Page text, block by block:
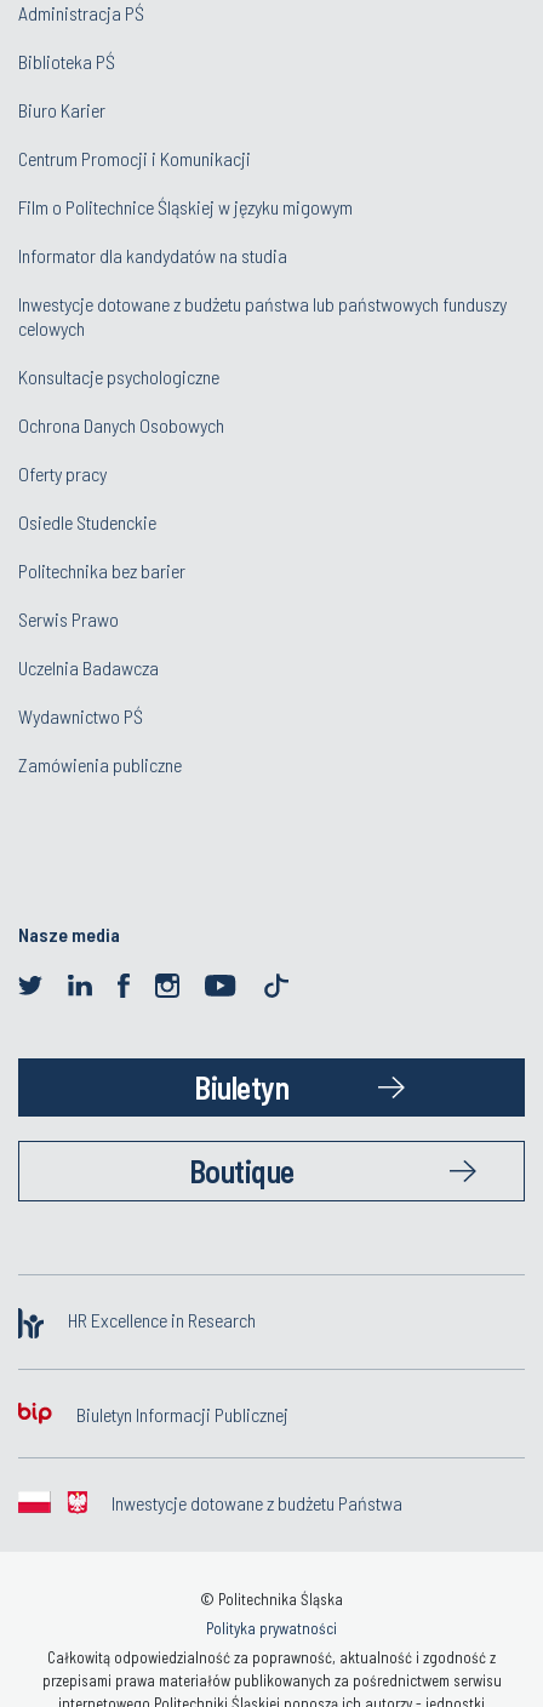
Administracja PŚ
Biblioteka PŚ
Biuro Karier
Centrum Promocji i Komunikacji
Film o Politechnice Śląskiej w języku migowym
Informator dla kandydatów na studia
Inwestycje dotowane z budżetu państwa lub państwowych funduszy
celowych
Konsultacje psychologiczne
Ochrona Danych Osobowych
Oferty pracy
Osiedle Studenckie
Politechnika bez barier
Serwis Prawo
Uczelnia Badawcza
Wydawnictwo PŚ
Zamówienia publiczne
Nasze media
Biuletyn
Boutique
HR Excellence in Research
Biuletyn Informacji Publicznej
Inwestycje dotowane z budżetu Państwa
© Politechnika Śląska
Polityka prywatności
Całkowitą odpowiedzialność za poprawność, aktualność i zgodność z
przepisami prawa materiałów publikowanych za pośrednictwem serwisu